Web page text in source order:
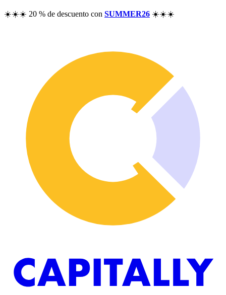
☀️☀️☀️ 20 % de descuento con SUMMER26 ☀️☀️☀️
Recursos
Preguntas frecuentes
Análisis de rentabilidad
Seguimiento del patrimonio
Control de dividendos
Seguridad y privacidad